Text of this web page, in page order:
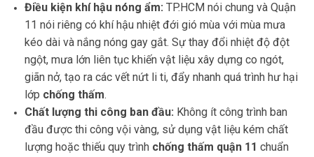
Điều kiện khí hậu nóng ẩm: TP.HCM nói chung và Quận
11 nói riêng có khí hậu nhiệt đới gió mùa với mùa mưa
kéo dài và nắng nóng gay gắt. Sự thay đổi nhiệt độ đột
ngột, mưa lớn liên tục khiến vật liệu xây dựng co ngót,
giãn nở, tạo ra các vết nứt li ti, đẩy nhanh quá trình hư hại
lớp chống thấm.
Chất lượng thi công ban đầu: Không ít công trình ban
đầu được thi công vội vàng, sử dụng vật liệu kém chất
lượng hoặc thiếu quy trình chống thấm quận 11 chuẩn